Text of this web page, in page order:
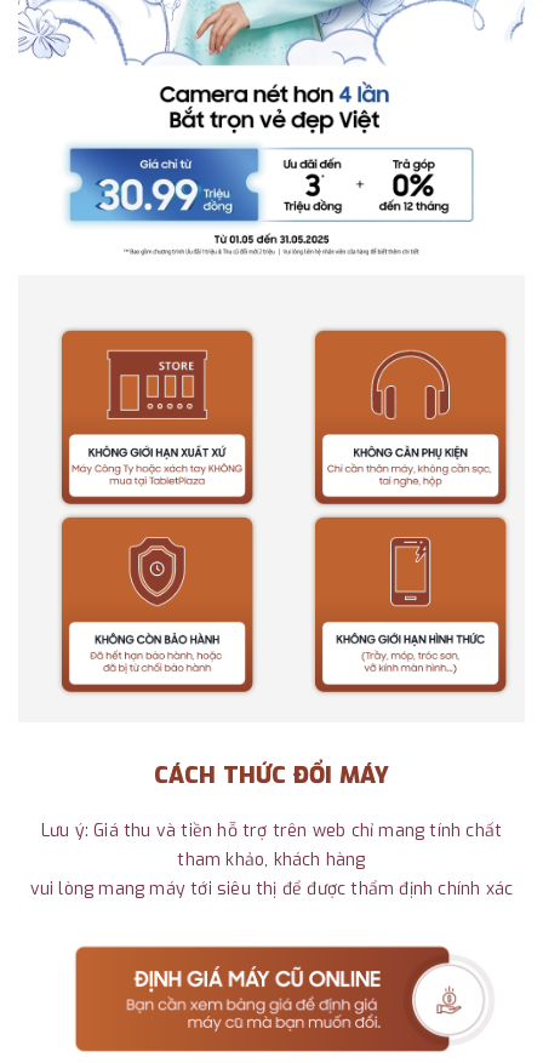
CÁCH THỨC ĐỔI MÁY
Lưu ý: Giá thu và tiền hỗ trợ trên web chỉ mang tính chất
tham khảo, khách hàng
vui lòng mang máy tới siêu thị để được thẩm định chính xác